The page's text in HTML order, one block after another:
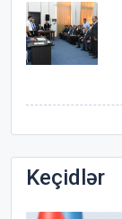
Keçidlər